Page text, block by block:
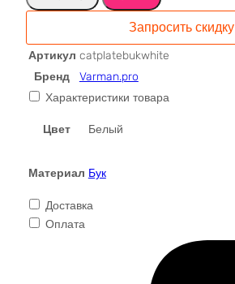
деревянный
бук,
белый,
миска
для
сухого
кошки
см,
Varman.pro
Запросить скидку
Артикул catplatebukwhite
Бренд
Varman.pro
Характеристики товара
Цвет Белый
Материал Бук
Доставка
Оплата